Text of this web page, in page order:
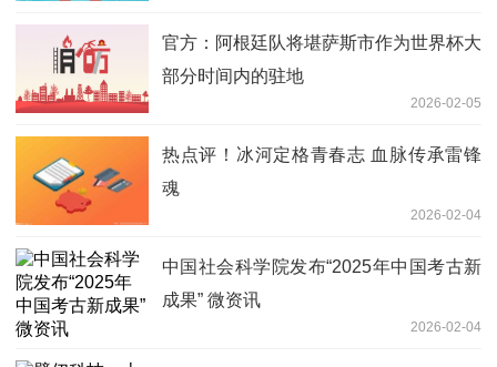
官方：阿根廷队将堪萨斯市作为世界杯大
部分时间内的驻地
2026-02-05
热点评！冰河定格青春志 血脉传承雷锋
魂
2026-02-04
中国社会科学院发布“2025年中国考古新
成果” 微资讯
2026-02-04